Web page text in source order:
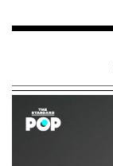
วันปิยมหาราช
หยุด 5 วัน
เรือนไทยที่ถูกซุก